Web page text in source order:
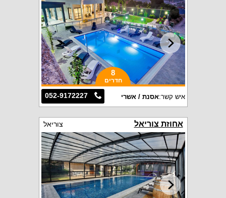
8
חדרים
052-9172227 איש קשר:אסנת / אשרי
אחוזת צוריאל צוריאל